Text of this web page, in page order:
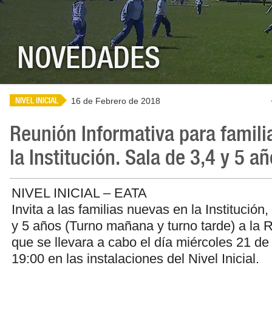
NOVEDADES
NIVEL INICIAL 16 de Febrero de 2018
Reunión Informativa para
la Institución. Sala de 3,4 y 5
NIVEL INICIAL – EATA
Invita a las familias nuevas en la
y 5 años (Turno mañana y turno tarde) a la
que se llevara a cabo el día miércoles 21
19:00 en las instalaciones del Nivel Inicial.